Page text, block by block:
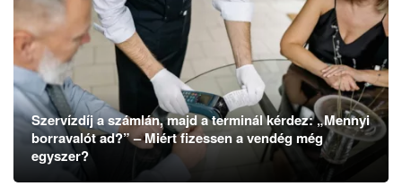
Szervízdíj a számlán, majd a terminál kérdez: „Mennyi
borravalót ad?” – Miért fizessen a vendég még
egyszer?